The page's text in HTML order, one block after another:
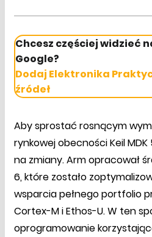
Chcesz częściej widzieć
Google?
Dodaj Elektronika
źródeł
Aby sprostać rosnącym
rynkowej obecności Keil MDK
na zmiany. Arm opracował
6, które zostało
wsparcia pełnego portfolio
Cortex-M i Ethos-U. W ten
oprogramowanie